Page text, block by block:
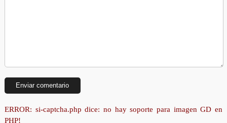
ERROR: si-captcha.php dice: no hay soporte para imagen GD en
PHP!